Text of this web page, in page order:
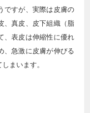
ですが、実際は皮膚の
、真皮、皮下組織（脂
、表皮は伸縮性に優れ
、急激に皮膚が伸びる
まいます。